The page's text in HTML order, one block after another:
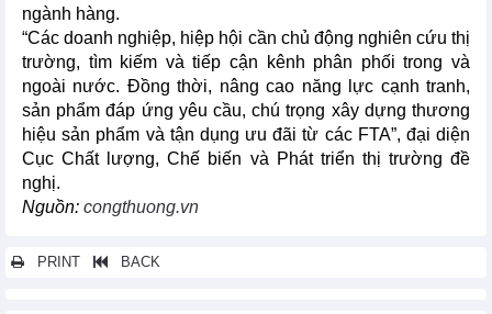
ngành hàng.
“Các doanh nghiệp, hiệp hội cần chủ động nghiên cứu thị
trường, tìm kiếm và tiếp cận kênh phân phối trong và
ngoài nước. Đồng thời, nâng cao năng lực cạnh tranh,
sản phẩm đáp ứng yêu cầu, chú trọng xây dựng thương
hiệu sản phẩm và tận dụng ưu đãi từ các FTA”, đại diện
Cục Chất lượng, Chế biến và Phát triển thị trường đề
nghị.
Nguồn: congthuong.vn
PRINT BACK